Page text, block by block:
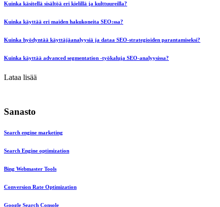
Kuinka käsitellä sisältöä eri kielillä ja kulttuureilla?
Kuinka käyttää eri maiden hakukoneita SEO:ssa?
Kuinka hyödyntää käyttäjäanalyysiä ja dataa SEO-strategioiden parantamiseksi?
Kuinka käyttää advanced segmentation -työkaluja SEO-analyysissa?
Lataa lisää
Sanasto
Search engine marketing
Search Engine optimization
Bing Webmaster Tools
Conversion Rate Optimization
Google Search Console